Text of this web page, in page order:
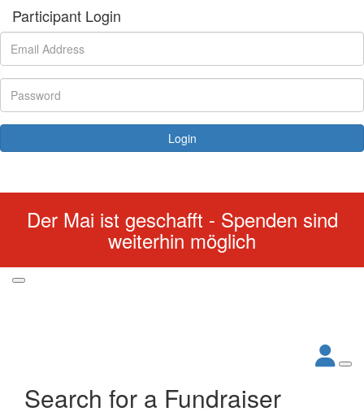
Participant Login
Login
Der Mai ist geschafft - Spenden sind
weiterhin möglich
Search for a Fundraiser